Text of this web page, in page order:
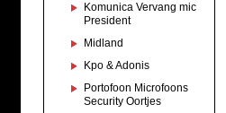
Komunica Vervang mic
President
Midland
Kpo & Adonis
Portofoon Microfoons
Security Oortjes